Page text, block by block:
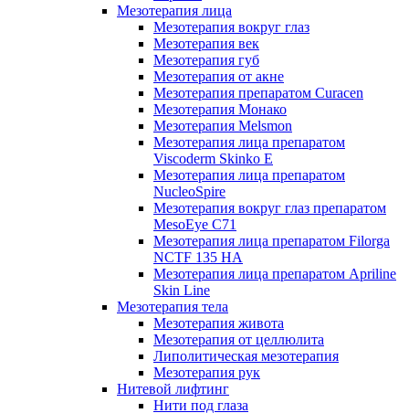
Мезотерапия лица
Мезотерапия вокруг глаз
Мезотерапия век
Мезотерапия губ
Мезотерапия от акне
Мезотерапия препаратом Curacen
Мезотерапия Монако
Мезотерапия Melsmon
Мезотерапия лица препаратом
Viscoderm Skinko E
Мезотерапия лица препаратом
NucleoSpire
Мезотерапия вокруг глаз препаратом
MesoEye С71
Мезотерапия лица препаратом Filorga
NCTF 135 HA
Мезотерапия лица препаратом Apriline
Skin Line
Мезотерапия тела
Мезотерапия живота
Мезотерапия от целлюлита
Липолитическая мезотерапия
Мезотерапия рук
Нитевой лифтинг
Нити под глаза